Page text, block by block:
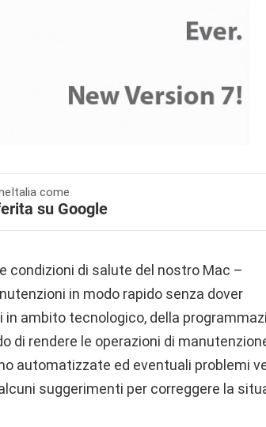
come
su Google
condizioni di salute del nostro Mac –
in modo rapido senza dover
ambito tecnologico, della
di rendere le operazioni di
automatizzate ed eventuali problemi
suggerimenti per correggere la